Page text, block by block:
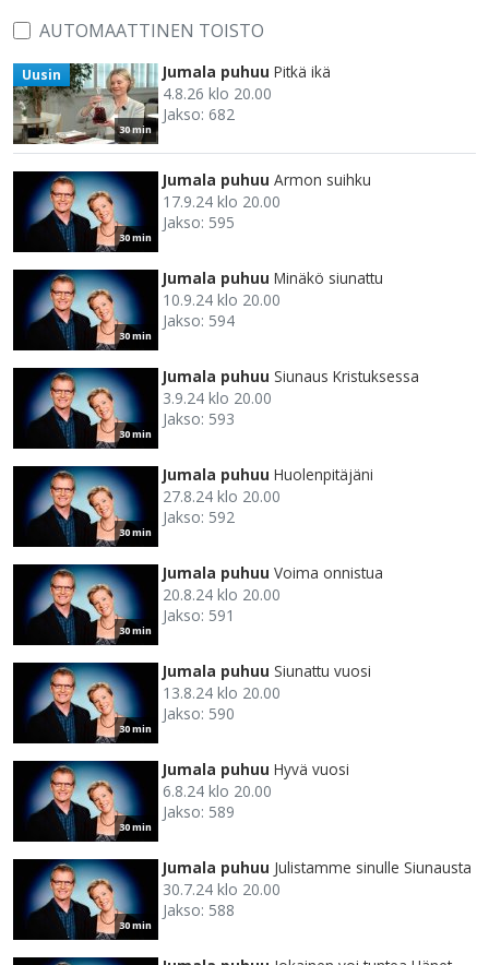
AUTOMAATTINEN TOISTO
30 min
Uusin Jumala puhuu Pitkä ikä
4.8.26 klo 20.00
Jakso: 682
30 min
Jumala puhuu Armon suihku
17.9.24 klo 20.00
Jakso: 595
30 min
Jumala puhuu Minäkö siunattu
10.9.24 klo 20.00
Jakso: 594
30 min
Jumala puhuu Siunaus Kristuksessa
3.9.24 klo 20.00
Jakso: 593
30 min
Jumala puhuu Huolenpitäjäni
27.8.24 klo 20.00
Jakso: 592
30 min
Jumala puhuu Voima onnistua
20.8.24 klo 20.00
Jakso: 591
30 min
Jumala puhuu Siunattu vuosi
13.8.24 klo 20.00
Jakso: 590
30 min
Jumala puhuu Hyvä vuosi
6.8.24 klo 20.00
Jakso: 589
30 min
Jumala puhuu Julistamme sinulle Siunausta
30.7.24 klo 20.00
Jakso: 588